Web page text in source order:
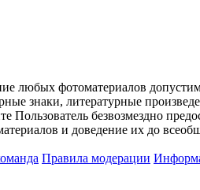
любых фотоматериалов
знаки, литературные
безвозмездно
и доведение их до
Правила модерации